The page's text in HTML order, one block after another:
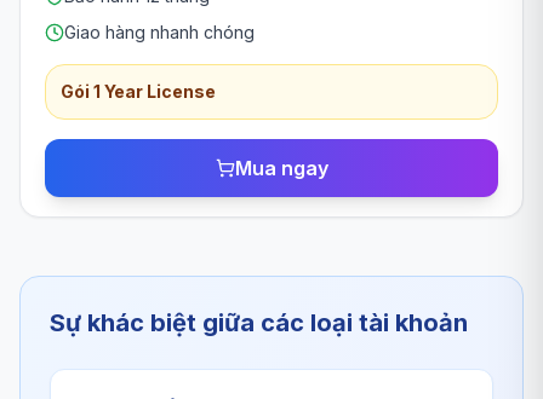
Giao hàng nhanh chóng
Gói 1 Year License
Mua ngay
Sự khác biệt giữa các loại tài khoản